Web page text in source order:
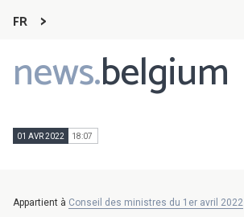
FR
news.belgium
Main
navigation
01 AVR 2022 18:07
Appartient à Conseil des ministres du 1er avril 2022